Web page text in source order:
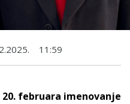
11:59
februara imenovanje